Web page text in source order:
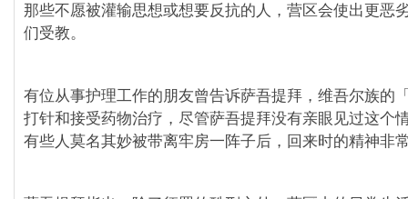
那些不愿被灌输思想或想要反抗的人，营区会使出更恶
们受教。
有位从事护理工作的朋友曾告诉萨吾提拜，维吾尔族的
打针和接受药物治疗，尽管萨吾提拜没有亲眼见过这个
有些人莫名其妙被带离牢房一阵子后，回来时的精神非